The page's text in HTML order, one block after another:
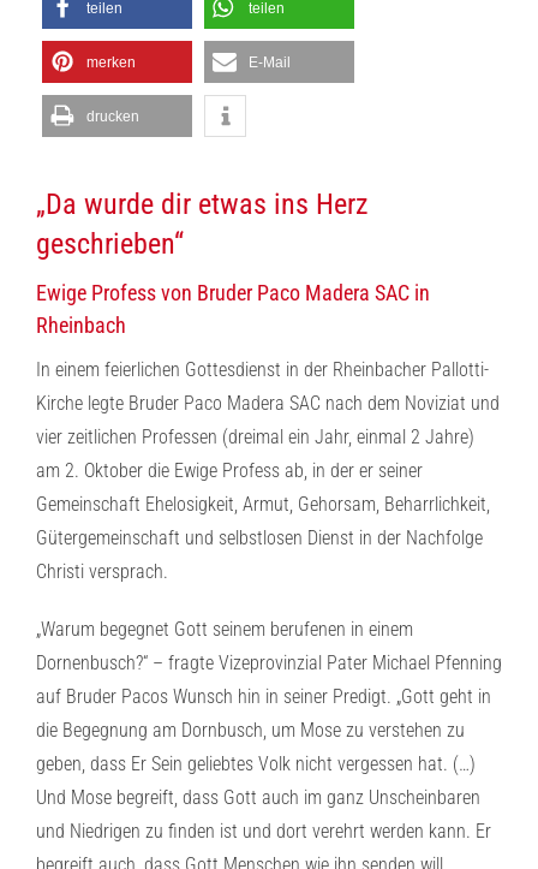
teilen teilen
merken E-Mail
drucken
„Da wurde dir etwas ins Herz
geschrieben“
Ewige Profess von Bruder Paco Madera SAC in
Rheinbach
In einem feierlichen Gottesdienst in der Rheinbacher Pallotti-
Kirche legte Bruder Paco Madera SAC nach dem Noviziat und
vier zeitlichen Professen (dreimal ein Jahr, einmal 2 Jahre)
am 2. Oktober die Ewige Profess ab, in der er seiner
Gemeinschaft Ehelosigkeit, Armut, Gehorsam, Beharrlichkeit,
Gütergemeinschaft und selbstlosen Dienst in der Nachfolge
Christi versprach.
„Warum begegnet Gott seinem berufenen in einem
Dornenbusch?“ – fragte Vizeprovinzial Pater Michael Pfenning
auf Bruder Pacos Wunsch hin in seiner Predigt. „Gott geht in
die Begegnung am Dornbusch, um Mose zu verstehen zu
geben, dass Er Sein geliebtes Volk nicht vergessen hat. (…)
Und Mose begreift, dass Gott auch im ganz Unscheinbaren
und Niedrigen zu finden ist und dort verehrt werden kann. Er